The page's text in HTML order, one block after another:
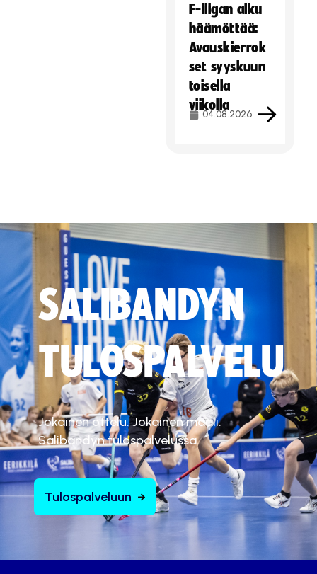
F-liigan alku
häämöttää:
Avauskierrok
set syyskuun
toisella
viikolla
04.08.2026
SALIBANDYN
TULOSPALVELU
Jokainen ottelu. Jokainen maali.
Salibandyn tulospalvelussa.
Tulospalveluun